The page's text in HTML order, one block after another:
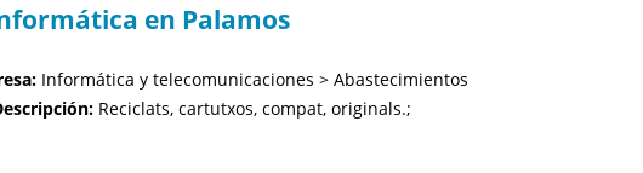
en Palamos
Informática y telecomunicaciones > Abastecimientos
Reciclats, cartutxos, compat, originals.;